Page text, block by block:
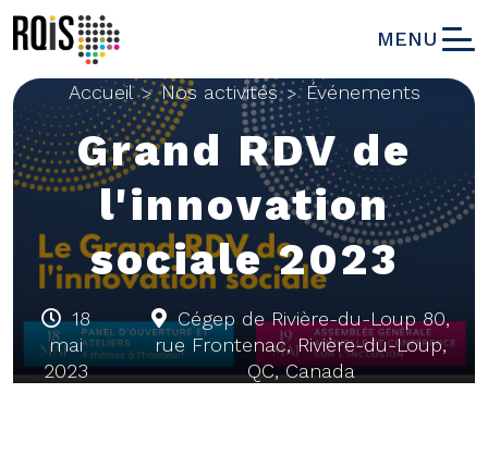
MENU
Accueil > Nos activités > Événements
Grand RDV de
l'innovation
sociale 2023
18
mai
2023
Cégep de Rivière-du-Loup 80,
rue Frontenac, Rivière-du-Loup,
QC, Canada